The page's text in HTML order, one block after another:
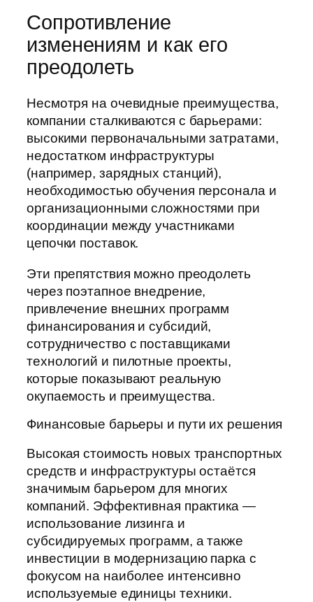
Сопротивление
изменениям и как его
преодолеть
Несмотря на очевидные преимущества,
компании сталкиваются с барьерами:
высокими первоначальными затратами,
недостатком инфраструктуры
(например, зарядных станций),
необходимостью обучения персонала и
организационными сложностями при
координации между участниками
цепочки поставок.
Эти препятствия можно преодолеть
через поэтапное внедрение,
привлечение внешних программ
финансирования и субсидий,
сотрудничество с поставщиками
технологий и пилотные проекты,
которые показывают реальную
окупаемость и преимущества.
Финансовые барьеры и пути их решения
Высокая стоимость новых транспортных
средств и инфраструктуры остаётся
значимым барьером для многих
компаний. Эффективная практика —
использование лизинга и
субсидируемых программ, а также
инвестиции в модернизацию парка с
фокусом на наиболее интенсивно
используемые единицы техники.